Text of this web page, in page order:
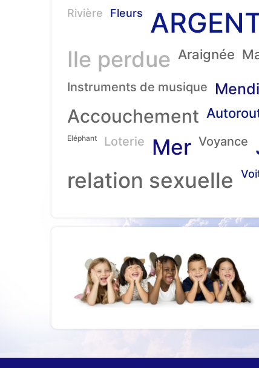
Rivière Fleurs
Ile perdue Araignée
Instruments de musique
Accouchement
Eléphant Loterie Mer Voyance
relation sexuelle